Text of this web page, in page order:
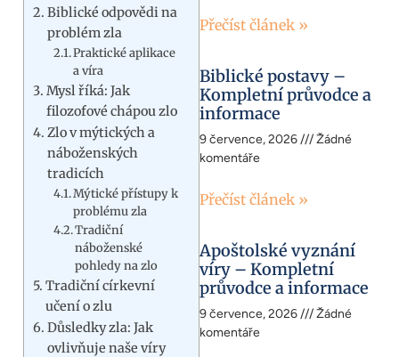
Biblické odpovědi na
problém zla
Praktické aplikace
a víra
Mysl říká: Jak
filozofové chápou zlo
Zlo v mýtických a
náboženských
tradicích
Mýtické přístupy k
problému zla
Tradiční
náboženské
pohledy na zlo
Tradiční církevní
učení o zlu
Důsledky zla: Jak
ovlivňuje naše víry
Přečíst článek »
Biblické postavy –
Kompletní průvodce a
informace
9 července, 2026
Žádné
komentáře
Přečíst článek »
Apoštolské vyznání
víry – Kompletní
průvodce a informace
9 července, 2026
Žádné
komentáře